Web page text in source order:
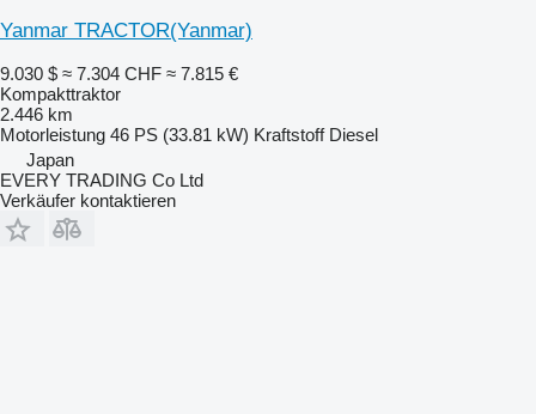
Yanmar TRACTOR(Yanmar)
9.030 $ ≈ 7.304 CHF ≈ 7.815 €
Kompakttraktor
2.446 km
Motorleistung 46 PS (33.81 kW) Kraftstoff Diesel
Japan
EVERY TRADING Co Ltd
Verkäufer kontaktieren